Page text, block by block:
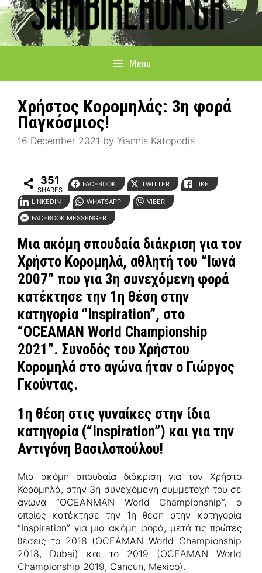
Menu
Χρήστος Κορομηλάς: 3η φορά
Παγκόσμιος!
16 December 2021 by Yiannis Katopodis
351
SHARES
FACEBOOK TWITTER LIKE
LINKEDIN WHATSAPP
VIBER
FACEBOOK MESSENGER
Μια ακόμη σπουδαία διάκριση για τον
Χρήστο Κορομηλά, αθλητή του “Ιωνά
2007” που για 3η συνεχόμενη φορά
κατέκτησε την 1η θέση στην
κατηγορία “Inspiration”, στο
“OCEAMAN World Championship
2021”. Συνοδός του Χρήστου
Κορομηλά στο αγώνα ήταν ο Γιώργος
Γκούντας.
1η θέση στις γυναίκες στην ίδια
κατηγορία (“Inspiration”) και για την
Αντιγόνη Βασιλοπούλου!
Μια ακόμη σπουδαία διάκριση για τον Χρήστο
Κορομηλά, στην 3η συνεχόμενη συμμετοχή του σε
αγώνα “OCEANMAN World Championship”, ο
οποίος κατέκτησε την 1η θέση στην κατηγορία
“Inspiration” για μια ακόμη φορά, μετά τις πρώτες
θέσεις το 2018 (OCEAMAN World Championship
2018, Dubai) και το 2019 (OCEAMAN World
Championship 2019, Cancun, Mexico).